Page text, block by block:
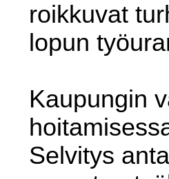
roikkuvat
lopun
Kaupungin
Selvitys